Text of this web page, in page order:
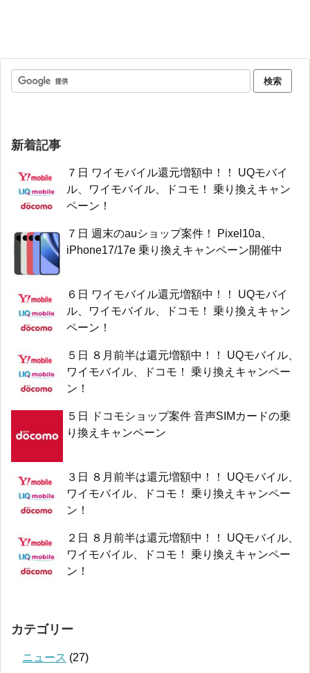
新着記事
７日 ワイモバイル還元増額中！！ UQモバイ
ル、ワイモバイル、ドコモ！ 乗り換えキャン
ペーン！
７日 週末のauショップ案件！ Pixel10a、
iPhone17/17e 乗り換えキャンペーン開催中
６日 ワイモバイル還元増額中！！ UQモバイ
ル、ワイモバイル、ドコモ！ 乗り換えキャン
ペーン！
５日 ８月前半は還元増額中！！ UQモバイル、
ワイモバイル、ドコモ！ 乗り換えキャンペー
ン！
５日 ドコモショップ案件 音声SIMカードの乗
り換えキャンペーン
３日 ８月前半は還元増額中！！ UQモバイル、
ワイモバイル、ドコモ！ 乗り換えキャンペー
ン！
２日 ８月前半は還元増額中！！ UQモバイル、
ワイモバイル、ドコモ！ 乗り換えキャンペー
ン！
カテゴリー
ニュース (27)